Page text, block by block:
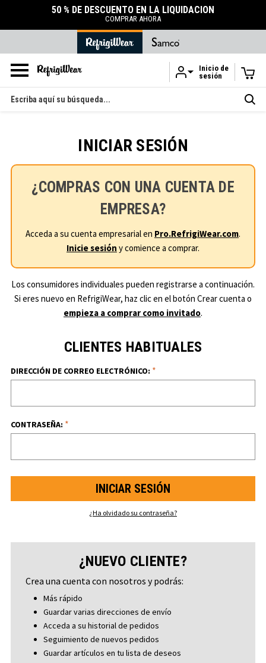
Ir al contenido principal
50 % DE DESCUENTO EN LA LIQUIDACIÓN
COMPRAR AHORA
Inicio de
sesión
Buscar
en
INICIAR SESIÓN
¿COMPRAS CON UNA CUENTA DE
EMPRESA?
Acceda a su cuenta empresarial en Pro.RefrigiWear.com.
Inicie sesión y comience a comprar.
Los consumidores individuales pueden registrarse a continuación.
Si eres nuevo en RefrigiWear, haz clic en el botón Crear cuenta o
empieza a comprar como invitado.
CLIENTES HABITUALES
DIRECCIÓN DE CORREO ELECTRÓNICO: *
CONTRASEÑA: *
¿Ha olvidado su contraseña?
¿NUEVO CLIENTE?
Crea una cuenta con nosotros y podrás:
Más rápido
Guardar varias direcciones de envío
Acceda a su historial de pedidos
Seguimiento de nuevos pedidos
Guardar artículos en tu lista de deseos